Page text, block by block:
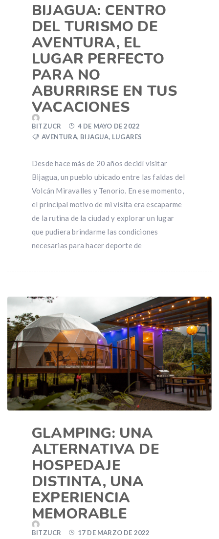
BIJAGUA: CENTRO
DEL TURISMO DE
AVENTURA, EL
LUGAR PERFECTO
PARA NO
ABURRIRSE EN TUS
VACACIONES
BITZUCR
4 DE MAYO DE 2022
AVENTURA, BIJAGUA, LUGARES
Desde hace más de 20 años decidí visitar
Bijagua, un pueblo ubicado entre las faldas del
Volcán Miravalles y Tenorio. En ese momento,
el principal motivo de mi visita era escaparme
de la rutina de la ciudad y explorar un lugar
que pudiera brindarme las condiciones
necesarias para hacer deporte de
GLAMPING: UNA
ALTERNATIVA DE
HOSPEDAJE
DISTINTA, UNA
EXPERIENCIA
MEMORABLE
BITZUCR
17 DE MARZO DE 2022